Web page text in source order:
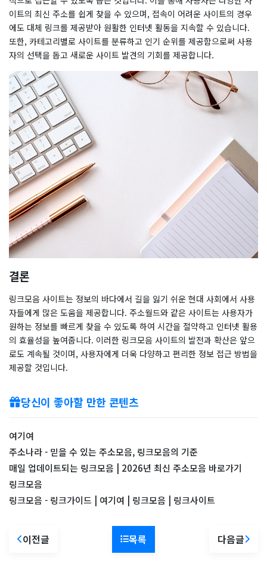
이트의 최신 주소를 쉽게 찾을 수 있으며, 접속이 어려운 사이트의 경우
에도 대체 링크를 제공받아 원활한 인터넷 활동을 지속할 수 있습니다.
또한, 카테고리별로 사이트를 분류하고 인기 순위를 제공함으로써 사용
자의 선택을 돕고 새로운 사이트 발견의 기회를 제공합니다.
결론
링크모음 사이트는 정보의 바다에서 길을 잃기 쉬운 현대 사회에서 사용
자들에게 많은 도움을 제공합니다. 주소월드와 같은 사이트는 사용자가
원하는 정보를 빠르게 찾을 수 있도록 하여 시간을 절약하고 인터넷 활용
의 효율성을 높여줍니다. 이러한 링크모음 사이트의 발전과 확산은 앞으
로도 계속될 것이며, 사용자에게 더욱 다양하고 편리한 정보 접근 방법을
제공할 것입니다.
당신이 좋아할 만한 콘텐츠
여기여
주소나라 - 믿을 수 있는 주소모음, 링크모음의 기준
매일 업데이트되는 링크모음 | 2026년 최신 주소모음 바로가기
링크모음
링크모음 - 링크가이드 | 여기여 | 링크모음 | 링크사이트
이전글 목록 다음글